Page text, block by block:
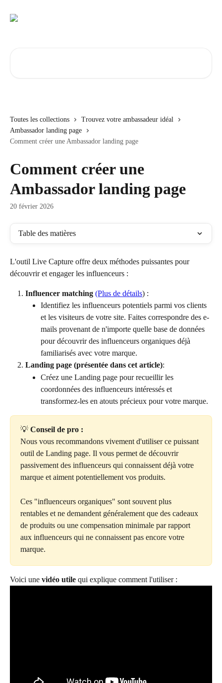
Toutes les collections
Trouvez votre ambassadeur idéal
Ambassador landing page
Comment créer une Ambassador landing page
Comment créer une
Ambassador landing page
20 février 2026
Table des matières
L'outil Live Capture offre deux méthodes puissantes pour
découvrir et engager les influenceurs :
Influencer matching (Plus de détails) :
Identifiez les influenceurs potentiels parmi vos clients
et les visiteurs de votre site. Faites correspondre des e-
mails provenant de n'importe quelle base de données
pour découvrir des influenceurs organiques déjà
familiarisés avec votre marque.
Landing page (présentée dans cet article):
Créez une Landing page pour recueillir les
coordonnées des influenceurs intéressés et
transformez-les en atouts précieux pour votre marque.
💡 Conseil de pro :
Nous vous recommandons vivement d'utiliser ce puissant
outil de Landing page. Il vous permet de découvrir
passivement des influenceurs qui connaissent déjà votre
marque et aiment potentiellement vos produits.
Ces "influenceurs organiques" sont souvent plus
rentables et ne demandent généralement que des cadeaux
de produits ou une compensation minimale par rapport
aux influenceurs qui ne connaissent pas encore votre
marque.
Voici une vidéo utile qui explique comment l'utiliser :